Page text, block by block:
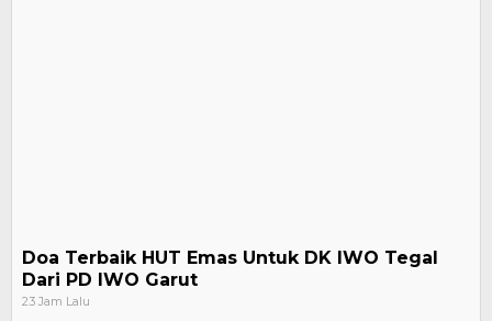
Doa Terbaik HUT Emas Untuk DK IWO Tegal
Dari PD IWO Garut
23 Jam Lalu